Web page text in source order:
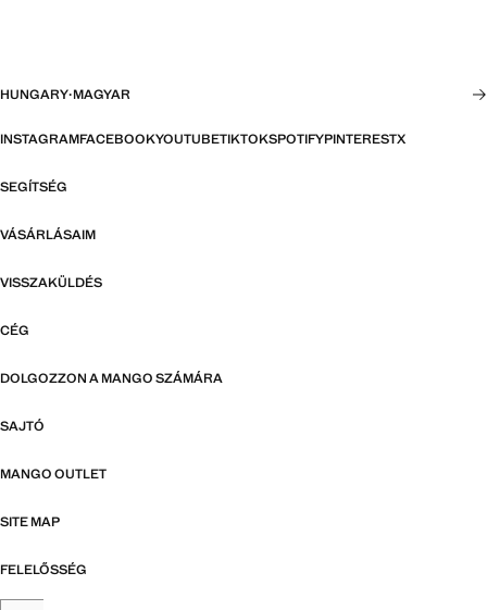
HUNGARY·MAGYAR
INSTAGRAMFACEBOOKYOUTUBETIKTOKSPOTIFYPINTERESTX
SEGÍTSÉG
VÁSÁRLÁSAIM
VISSZAKÜLDÉS
CÉG
DOLGOZZON A MANGO SZÁMÁRA
SAJTÓ
MANGO OUTLET
SITE MAP
FELELŐSSÉG